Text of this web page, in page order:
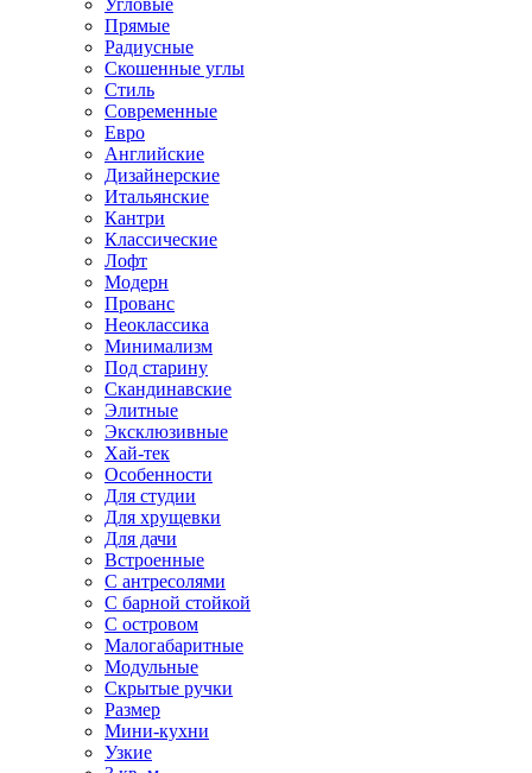
Угловые
Прямые
Радиусные
Скошенные углы
Стиль
Современные
Евро
Английские
Дизайнерские
Итальянские
Кантри
Классические
Лофт
Модерн
Прованс
Неоклассика
Минимализм
Под старину
Скандинавские
Элитные
Эксклюзивные
Хай-тек
Особенности
Для студии
Для хрущевки
Для дачи
Встроенные
С антресолями
С барной стойкой
С островом
Малогабаритные
Модульные
Скрытые ручки
Размер
Мини-кухни
Узкие